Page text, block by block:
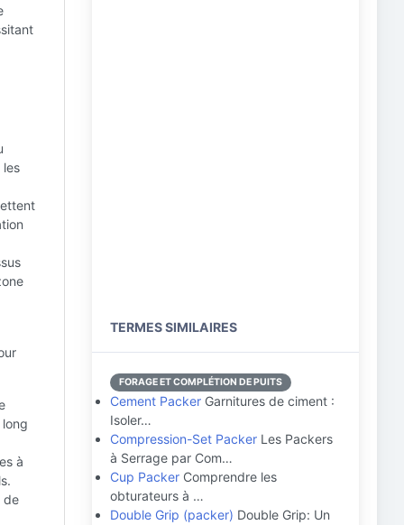
les
à
de
TERMES SIMILAIRES
FORAGE ET COMPLÉTION DE PUITS
Cement Packer Garnitures de ciment :
Isoler…
Compression-Set Packer Les Packers
à Serrage par Com…
Cup Packer Comprendre les
obturateurs à …
Double Grip (packer) Double Grip: Un